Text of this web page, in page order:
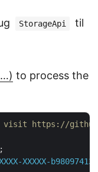
StorageApi
til
to process the
https://
XXXXX-